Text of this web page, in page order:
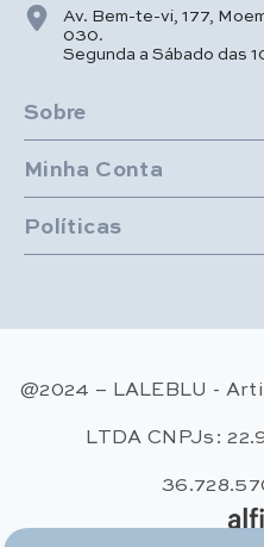
Av. Bem-te-vi, 177,
030.
Segunda a Sábado das
Sobre
Minha Conta
Políticas
@2024 – LALEBLU -
LTDA CNPJs: